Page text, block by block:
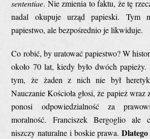
sententiae. Nie zmienia to faktu, że tę
nadal okupuje urząd papieski. Tym
papiestwo, ale bezpośrednio je likwiduje.
Co robić, by uratować papiestwo? W
około 70 lat, kiedy było dwóch papieży.
tym, że żaden z nich nie był
Nauczanie Kościoła głosi, że papież
ponosi odpowiedzialność za
moralność. Franciszek Bergoglio ale
niszczy naturalne i boskie prawa.